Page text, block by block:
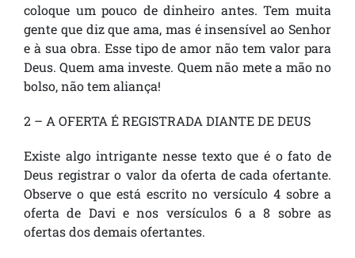
coloque um pouco de dinheiro antes. Tem muita
gente que diz que ama, mas é insensível ao Senhor
e à sua obra. Esse tipo de amor não tem valor para
Deus. Quem ama investe. Quem não mete a mão no
bolso, não tem aliança!
2 – A OFERTA É REGISTRADA DIANTE DE DEUS
Existe algo intrigante nesse texto que é o fato de
Deus registrar o valor da oferta de cada ofertante.
Observe o que está escrito no versículo 4 sobre a
oferta de Davi e nos versículos 6 a 8 sobre as
ofertas dos demais ofertantes.